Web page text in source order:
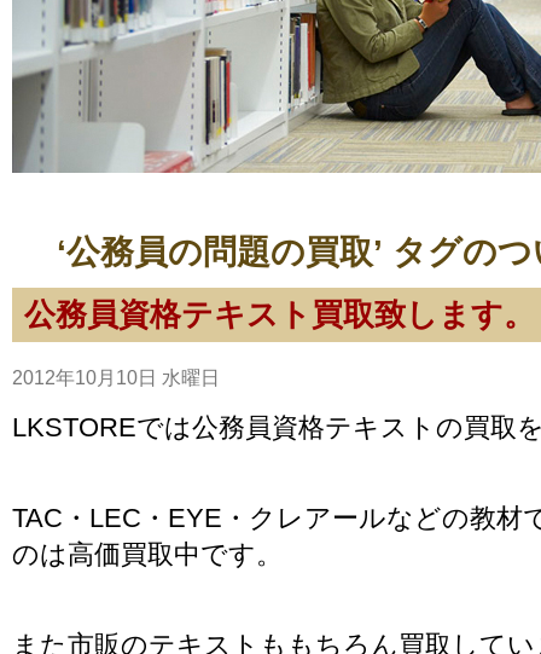
‘公務員の問題の買取’ タグの
公務員資格テキスト買取致します。
2012年10月10日 水曜日
LKSTOREでは公務員資格テキストの買取
TAC・LEC・EYE・クレアールなどの教材
のは高価買取中です。
また市販のテキストももちろん買取して